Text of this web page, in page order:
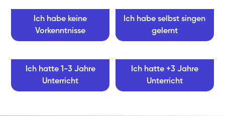
Ich habe keine
Vorkenntnisse
Ich habe selbst singen
gelernt
Ich hatte 1-3 Jahre
Unterricht
Ich hatte +3 Jahre
Unterricht